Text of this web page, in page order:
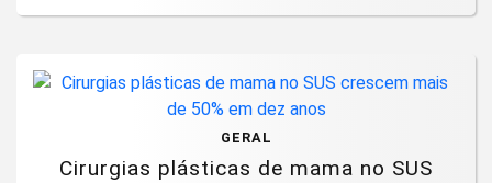
GERAL
Cirurgias plásticas de mama no SUS